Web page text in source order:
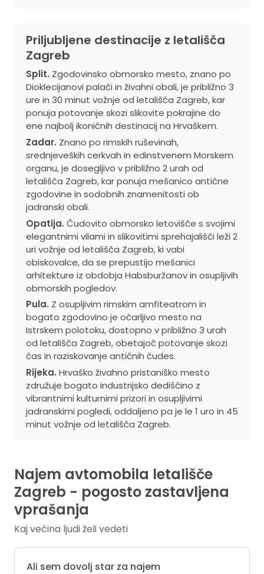
Priljubljene destinacije z letališča
Zagreb
Split. Zgodovinsko obmorsko mesto, znano po
Dioklecijanovi palači in živahni obali, je približno 3
ure in 30 minut vožnje od letališča Zagreb, kar
ponuja potovanje skozi slikovite pokrajine do
ene najbolj ikoničnih destinacij na Hrvaškem.
Zadar. Znano po rimskih ruševinah,
srednjeveških cerkvah in edinstvenem Morskem
organu, je dosegljivo v približno 2 urah od
letališča Zagreb, kar ponuja mešanico antične
zgodovine in sodobnih znamenitosti ob
jadranski obali.
Opatija. Čudovito obmorsko letovišče s svojimi
elegantnimi vilami in slikovitimi sprehajališči leži 2
uri vožnje od letališča Zagreb, ki vabi
obiskovalce, da se prepustijo mešanici
arhitekture iz obdobja Habsburžanov in osupljivih
obmorskih pogledov.
Pula. Z osupljivim rimskim amfiteatrom in
bogato zgodovino je očarljivo mesto na
Istrskem polotoku, dostopno v približno 3 urah
od letališča Zagreb, obetajoč potovanje skozi
čas in raziskovanje antičnih čudes.
Rijeka. Hrvaško živahno pristaniško mesto
združuje bogato industrijsko dediščino z
vibrantnimi kulturnimi prizori in osupljivimi
jadranskimi pogledi, oddaljeno pa je le 1 uro in 45
minut vožnje od letališča Zagreb.
Najem avtomobila letališče
Zagreb - pogosto zastavljena
vprašanja
Kaj večina ljudi želi vedeti
Ali sem dovolj star za najem